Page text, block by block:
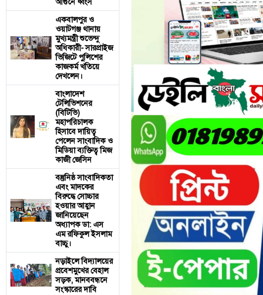
একবালপুর ও
ওয়াটগঞ্জ থানায়
মুখ্যমন্ত্রী শুভেন্দু
অধিকারী- সারপ্রাইজ
ভিজিটে পুলিশের
কাজকর্ম খতিয়ে
দেখলেন।
বাংলাদেশ
টেলিভিশনের
(বিটিভি)
মহাপরিচালক
হিসাবে দায়িত্ব
পেলেন সাংবাদিক ও
মিডিয়া ব্যক্তিত্ব মিজ
কাজী জেসিন
বস্তুনিষ্ঠ সাংবাদিকতা
এবং মাদকের
বিরুদ্ধে সোচ্চার
হওয়ার আহ্বান
জানিয়েছেন
অধ্যাপক ডা: এস
এম রফিকুল ইসলাম
বাচ্চু।
নড়াইলে বিদ্যালয়ের
প্রবেশমুখের বেহাল
সড়ক, মানববন্ধনে
সংস্কারের দাবি